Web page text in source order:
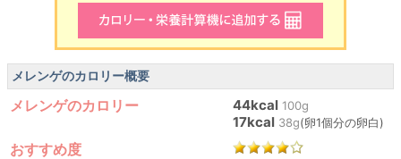
メレンゲのカロリー概要
メレンゲのカロリー 44kcal 100g
17kcal 38g(卵1個分の卵白)
おすすめ度